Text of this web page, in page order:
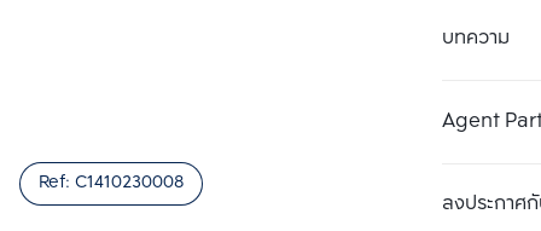
บทความ
Agent
ลงประกาศกั
Ref: C1410230008เปรียบเทียบ